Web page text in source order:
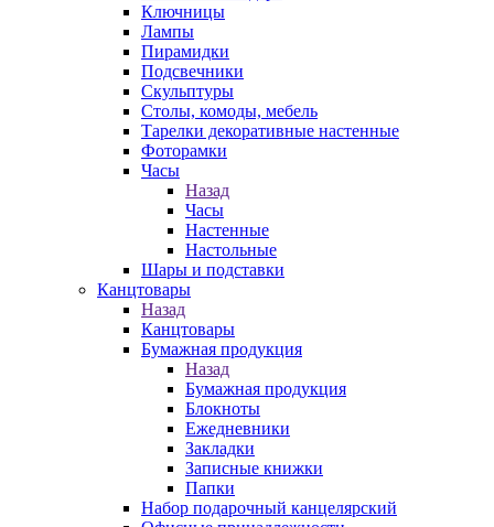
Ключницы
Лампы
Пирамидки
Подсвечники
Скульптуры
Столы, комоды, мебель
Тарелки декоративные настенные
Фоторамки
Часы
Назад
Часы
Настенные
Настольные
Шары и подставки
Канцтовары
Назад
Канцтовары
Бумажная продукция
Назад
Бумажная продукция
Блокноты
Ежедневники
Закладки
Записные книжки
Папки
Набор подарочный канцелярский